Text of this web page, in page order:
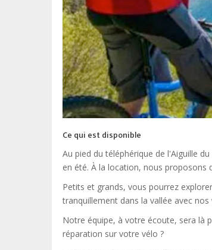
Ce qui est disponible
Au pied du téléphérique de l'Aiguille
en été. À la location, nous proposons
Petits et grands, vous pourrez
tranquillement dans la vallée avec nos
Notre équipe, à votre écoute, sera là
réparation sur votre vélo ?